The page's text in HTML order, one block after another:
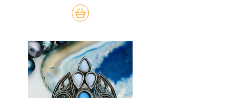
КУПИТЬ